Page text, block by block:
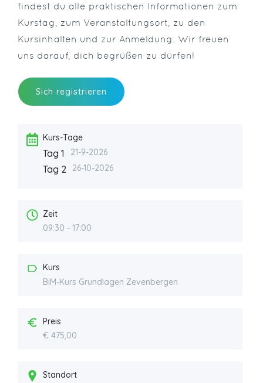
findest du alle praktischen Informationen zum
Kurstag, zum Veranstaltungsort, zu den
Kursinhalten und zur Anmeldung. Wir freuen
uns darauf, dich begrüßen zu dürfen!
Sich registrieren
Kurs-Tage
Tag 1 21-9-2026
Tag 2 26-10-2026
Zeit
09:30 - 17:00
Kurs
BiM-Kurs Grundlagen Zevenbergen
Preis
€ 475,00
Standort